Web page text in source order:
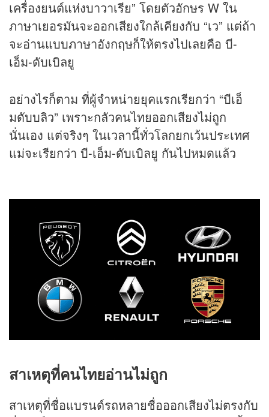
เครื่องยนต์แห่งบาวาเรีย” โดยตัวอักษร W ใน
ภาษาเยอรมันจะออกเสียงใกล้เคียงกับ “เว” แต่ถ้า
จะอ่านแบบภาษาอังกฤษก็ให้ตรงไปเลยคือ บี-
เอ็ม-ดับเบิลยู
อย่างไรก็ตาม ที่ผู้จำหน่ายยุคแรกเรียกว่า “บีเอ็
มดับบลิว” เพราะกลัวคนไทยออกเสียงไม่ถูก
นั่นเอง แต่จริงๆ ในเวลานี้ทั่วโลกยกเว้นประเทศ
แม่จะเรียกว่า บี-เอ็ม-ดับเบิลยู กันไปหมดแล้ว
สาเหตุที่คนไทยอ่านไม่ถูก
สาเหตุที่ชื่อแบรนด์รถหลายชื่อออกเสียงไม่ตรงกับ